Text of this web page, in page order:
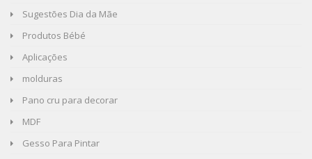
Sugestões Dia da Mãe
Produtos Bébé
Aplicações
molduras
Pano cru para decorar
MDF
Gesso Para Pintar